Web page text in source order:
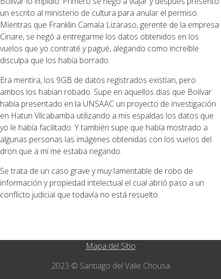
un escrito al ministerio de cultura para anular el permiso.
Mientras que Franklin Camala Lizaraso, gerente de la empresa
Cinare, se negó a entregarme los datos obtenidos en los
vuelos que yo contraté y pagué, alegando como increíble
disculpa que los había borrado.
Era mentira, los 9GB de datos registrados existían, pero
ambos los habían robado. Supe en aquellos días que Bolívar
había presentado en la UNSAAC un proyecto de investigación
en Hatun Vilcabamba utilizando a mis espaldas los datos que
yo le había facilitado. Y también supe que había mostrado a
algunas personas las imágenes obtenidas con los vuelos del
dron que a mí me estaba negando.
Se trata de un caso grave y muy lamentable de robo de
información y propiedad intelectual el cual abrió paso a un
conflicto judicial que todavía no está resuelto.
Mapa del Sitio
2023 © Santiago del Valle Chousa